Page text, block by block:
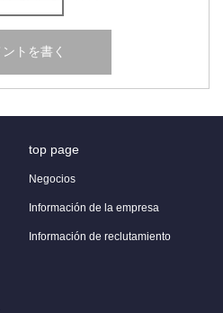
top page
Negocios
Información de la empresa
Información de reclutamiento